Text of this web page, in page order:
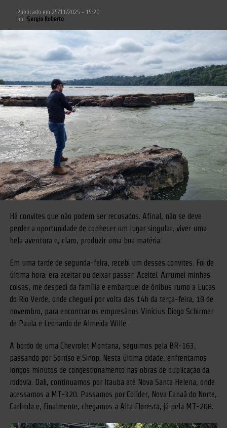
Publicado em 25/11/2025 - 15:20
por Sergio Roberto
Há convites que não podem ser recusados. Afinal, não se deve
perder a oportunidade de conhecer um lugar singular, viver uma
bela aventura e, claro, produzir uma boa matéria.
Em uma tarde de segunda-feira, recebi um desses convites. Foi de
última hora: era aceitar ou deixar passar. Aceitei. Arrumei minhas
coisas, me despedi da família e embarquei de ônibus rumo a Lucas
do Rio Verde, onde cheguei por volta das 14h da terça-feira, 18 de
novembro, para encontrar os empresários Vinícius Diogo Schirmer
de Paula e Leonardo de Almeida Wille.
A bordo de uma Chevrolet Montana, seguimos pela BR-163,
passando por Sorriso e Sinop. Nesta última cidade, enfrentamos
longos minutos de congestionamento nas obras de duplicação da
rodovia. Dali, continuamos por Itauba até Nova Santa Helena, onde
acessamos a MT-320. Passamos por Colíder, Nova Canaã do Norte,
Carlinda e, finalmente, chegamos a Alta Floresta, já pela MT-208.